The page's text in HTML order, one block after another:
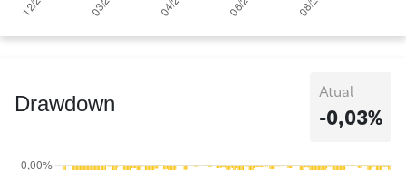
Drawdown Atual
-0,03%